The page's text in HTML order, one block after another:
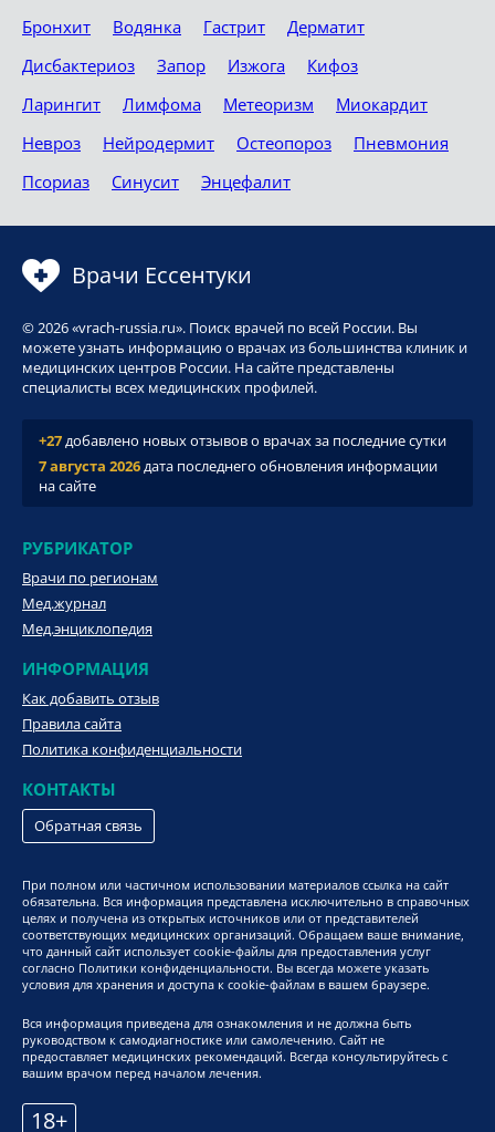
Бронхит
Водянка Гастрит
Дерматит
Дисбактериоз
Запор Изжога
Кифоз
Ларингит
Лимфома Метеоризм
Миокардит
Невроз
Нейродермит Остеопороз
Пневмония
Псориаз
Синусит Энцефалит
Врачи Ессентуки
© 2026 «vrach-russia.ru». Поиск врачей по всей России. Вы
можете узнать информацию о врачах из большинства клиник и
медицинских центров России. На сайте представлены
специалисты всех медицинских профилей.
+27добавлено новых отзывов о врачах за последние сутки
7 августа 2026дата последнего обновления информации
на сайте
РУБРИКАТОР
Врачи по регионам
Мед.журнал
Мед.энциклопедия
ИНФОРМАЦИЯ
Как добавить отзыв
Правила сайта
Политика конфиденциальности
КОНТАКТЫ
Обратная связь
При полном или частичном использовании материалов ссылка на сайт
обязательна. Вся информация представлена исключительно в справочных
целях и получена из открытых источников или от представителей
соответствующих медицинских организаций. Обращаем ваше внимание,
что данный сайт использует cookie-файлы для предоставления услуг
согласно Политики конфиденциальности. Вы всегда можете указать
условия для хранения и доступа к cookie-файлам в вашем браузере.
Вся информация приведена для ознакомления и не должна быть
руководством к самодиагностике или самолечению. Сайт не
предоставляет медицинских рекомендаций. Всегда консультируйтесь с
вашим врачом перед началом лечения.
18+